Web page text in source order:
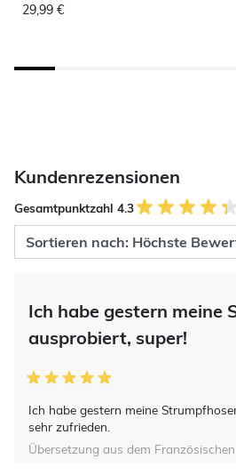
29,99 €
Kundenrezensionen
Gesamtpunktzahl 4.3
Ich habe gestern meine
ausprobiert, super!
Ich habe gestern meine
sehr zufrieden.
Übersetzung aus dem Französischen